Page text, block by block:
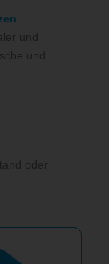
und
und
oder